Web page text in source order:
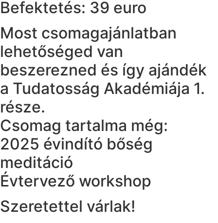
Befektetés: 39 euro
Most csomagajánlatban
lehetőséged van
beszerezned és így ajándék
a Tudatosság Akadémiája 1.
része.
Csomag tartalma még:
2025 évindító bőség
meditáció
Évtervező workshop
Szeretettel várlak!